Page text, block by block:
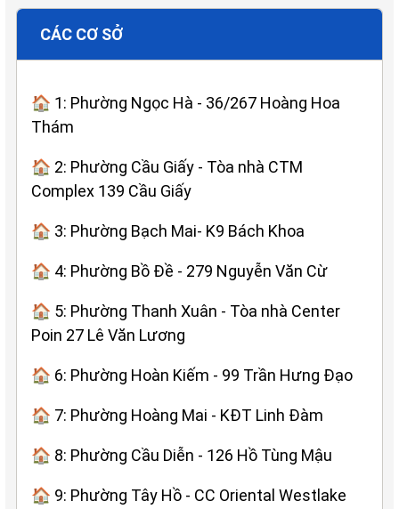
CÁC CƠ SỞ
🏠 1: Phường Ngọc Hà - 36/267 Hoàng Hoa
Thám
🏠 2: Phường Cầu Giấy - Tòa nhà CTM
Complex 139 Cầu Giấy
🏠 3: Phường Bạch Mai- K9 Bách Khoa
🏠 4: Phường Bồ Đề - 279 Nguyễn Văn Cừ
🏠 5: Phường Thanh Xuân - Tòa nhà Center
Poin 27 Lê Văn Lương
🏠 6: Phường Hoàn Kiếm - 99 Trần Hưng Đạo
🏠 7: Phường Hoàng Mai - KĐT Linh Đàm
🏠 8: Phường Cầu Diễn - 126 Hồ Tùng Mậu
🏠 9: Phường Tây Hồ - CC Oriental Westlake